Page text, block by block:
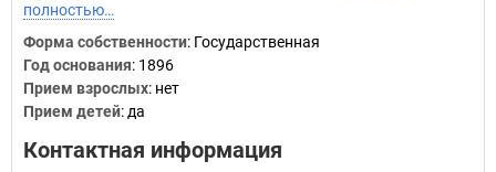
полностью…
Форма собственности: Государственная
Год основания: 1896
Прием взрослых: нет
Прием детей: да
Контактная информация